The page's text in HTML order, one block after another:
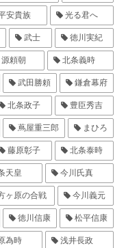
安貴族 光る君へ
武士 徳川実紀
源頼朝 北条義時
武田勝頼 鎌倉幕府
北条政子 豊臣秀吉
蔦屋重三郎 まひろ
藤原彰子 北条泰時
天皇 今川氏真
ヶ原の合戦 今川義元
徳川信康 松平信康
為時 浅井長政